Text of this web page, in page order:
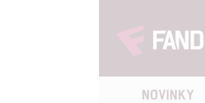
NOVINKY